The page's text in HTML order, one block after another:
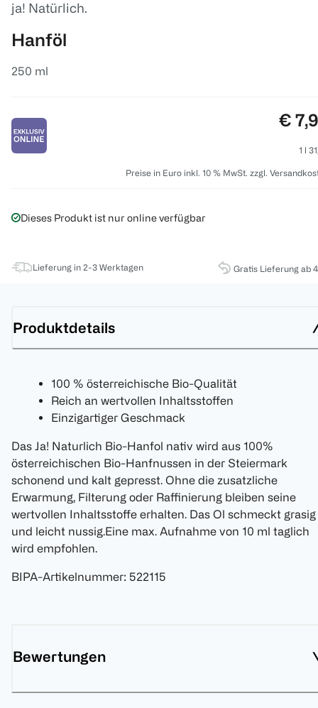
ja! Natürlich.
Hanföl
250 ml
€
1 l
Preise in Euro inkl. 10 % MwSt. zzgl.
Dieses Produkt ist nur online verfügbar
Lieferung in 2-3 Werktagen Gratis Lieferung ab
Produktdetails
100 % österreichische Bio-Qualität
Reich an wertvollen Inhaltsstoffen
Einzigartiger Geschmack
Das Ja! Naturlich Bio-Hanfol nativ wird aus 100%
österreichischen Bio-Hanfnussen in der Steiermark
schonend und kalt gepresst. Ohne die zusatzliche
Erwarmung, Filterung oder Raffinierung bleiben seine
wertvollen Inhaltsstoffe erhalten. Das Ol schmeckt grasig
und leicht nussig.Eine max. Aufnahme von 10 ml taglich
wird empfohlen.
BIPA-Artikelnummer: 522115
Bewertungen